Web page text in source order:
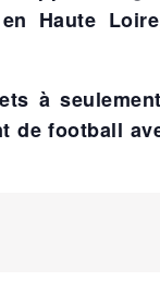
Haute Loire
à
de football